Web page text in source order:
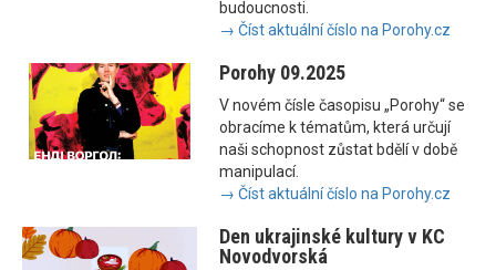
budoucnosti.
→ Číst aktuální číslo na Porohy.cz
Porohy 09.2025
V novém čísle časopisu „Porohy“ se
obracíme k tématům, která určují
naši schopnost zůstat bdělí v době
manipulací.
→ Číst aktuální číslo na Porohy.cz
Den ukrajinské kultury v KC
Novodvorská